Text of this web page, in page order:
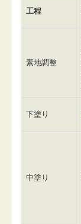
工程
素地調整
下塗り
中塗り